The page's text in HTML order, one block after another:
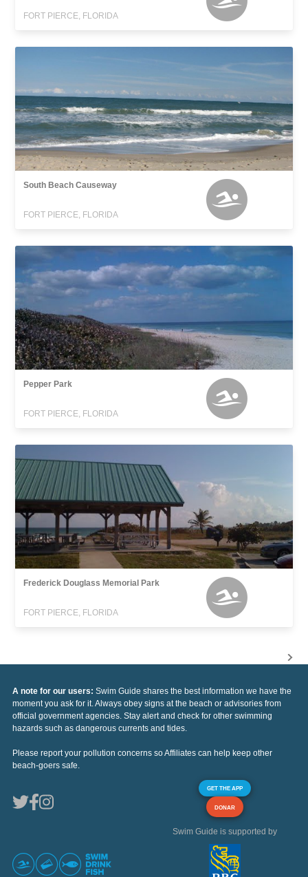
FORT PIERCE, FLORIDA
South Beach Causeway
FORT PIERCE, FLORIDA
Pepper Park
FORT PIERCE, FLORIDA
Frederick Douglass Memorial Park
FORT PIERCE, FLORIDA
A note for our users: Swim Guide shares the best information we have the
moment you ask for it. Always obey signs at the beach or advisories from
official government agencies. Stay alert and check for other swimming
hazards such as dangerous currents and tides.
Please report your pollution concerns so Affiliates can help keep other
beach-goers safe.
GET THE APP
DONAR
Swim Guide is supported by